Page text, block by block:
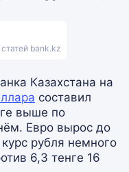
bank.kz
Казахстана на
составил
выше по
Евро вырос до
рубля немного
6,3 тенге 16